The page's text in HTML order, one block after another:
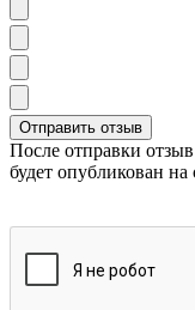
После отправки
будет опубликован на